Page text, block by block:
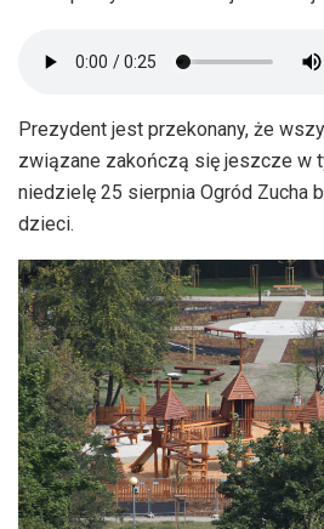
Prezydent jest przekonany, że
związane zakończą się jeszcze w
niedzielę 25 sierpnia Ogród Zucha
dzieci.